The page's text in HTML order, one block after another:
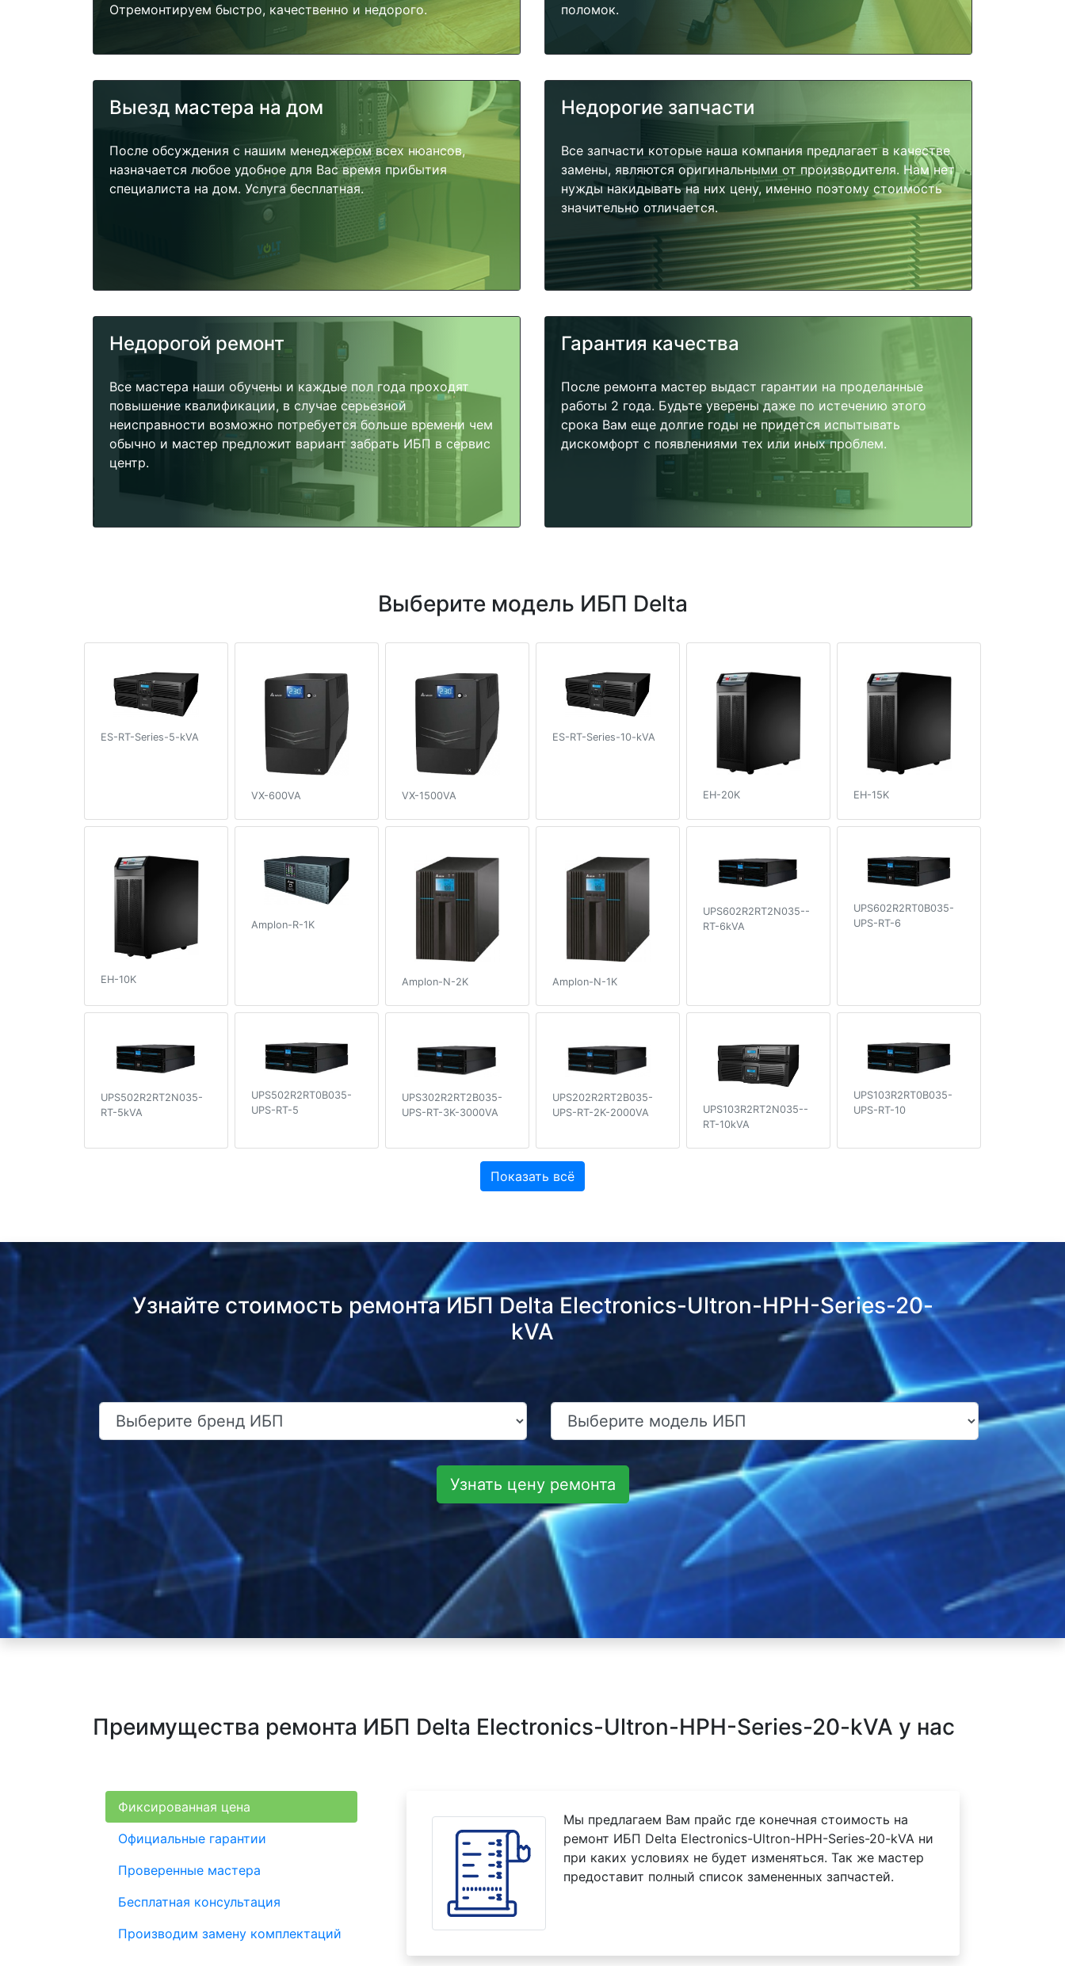
Отремонтируем быстро, качественно и недорого.
поломок.
Выезд мастера на дом
После обсуждения с нашим менеджером всех нюансов,
назначается любое удобное для Вас время прибытия
специалиста на дом. Услуга бесплатная.
Недорогие запчасти
Все запчасти которые наша компания предлагает в качестве
замены, являются оригинальными от производителя. Нам нет
нужды накидывать на них цену, именно поэтому стоимость
значительно отличается.
Недорогой ремонт
Все мастера наши обучены и каждые пол года проходят
повышение квалификации, в случае серьезной
неисправности возможно потребуется больше времени чем
обычно и мастер предложит вариант забрать ИБП в сервис
центр.
Гарантия качества
После ремонта мастер выдаст гарантии на проделанные
работы 2 года. Будьте уверены даже по истечению этого
срока Вам еще долгие годы не придется испытывать
дискомфорт с появлениями тех или иных проблем.
Выберите модель ИБП Delta
ES-RT-Series-5-kVA
VX-600VA VX-1500VA
ES-RT-Series-10-kVA
EH-20K EH-15K
EH-10K
Amplon-R-1K
Amplon-N-2K Amplon-N-1K
UPS602R2RT2N035--
RT-6kVA
UPS602R2RT0B035-
UPS-RT-6
UPS502R2RT2N035-
RT-5kVA
UPS502R2RT0B035-
UPS-RT-5
UPS302R2RT2B035-
UPS-RT-3K-3000VA
UPS202R2RT2B035-
UPS-RT-2K-2000VA
UPS103R2RT2N035--
RT-10kVA
UPS103R2RT0B035-
UPS-RT-10
Показать всё
Узнайте стоимость ремонта ИБП Delta Electronics-Ultron-HPH-Series-20-
kVA
Узнать цену ремонта
Преимущества ремонта ИБП Delta Electronics-Ultron-HPH-Series-20-kVA у нас
Фиксированная цена
Официальные гарантии
Проверенные мастера
Бесплатная консультация
Производим замену комплектаций
Мы предлагаем Вам прайс где конечная стоимость на
ремонт ИБП Delta Electronics-Ultron-HPH-Series-20-kVA ни
при каких условиях не будет изменяться. Так же мастер
предоставит полный список замененных запчастей.